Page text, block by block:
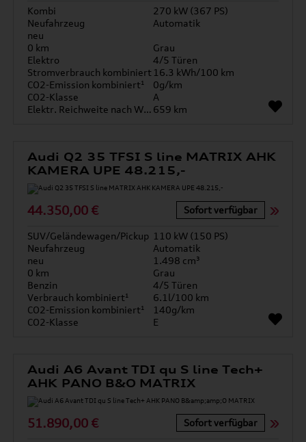
Kombi
270 kW (367 PS)
Neufahrzeug
Automatik
neu
0 km
Grau
Elektro
4/5 Türen
Stromverbrauch kombiniert 16.3 kWh/100 km
CO2-Emission kombiniert¹
0g/km
CO2-Klasse
A
Elektr. Reichweite nach WLTP* 659 km
Audi Q2 35 TFSI S line MATRIX AHK
KAMERA UPE 48.215,-
44.350,00 € Sofort verfügbar
SUV/Geländewagen/Pickup 110 kW (150 PS)
Neufahrzeug
Automatik
neu
1.498 cm³
0 km
Grau
Benzin
4/5 Türen
Verbrauch kombiniert¹
6.1l/100 km
CO2-Emission kombiniert¹
140g/km
CO2-Klasse
E
Audi A6 Avant TDI qu S line Tech+
AHK PANO B&O MATRIX
51.890,00 € Sofort verfügbar